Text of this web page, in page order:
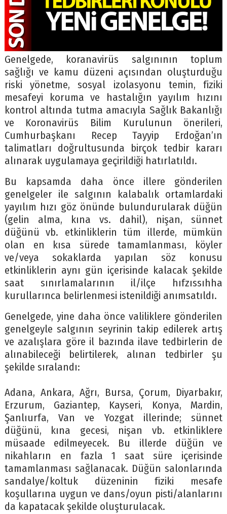
Genelgede, koranavirüs salgınının toplum
sağlığı ve kamu düzeni açısından oluşturduğu
riski yönetme, sosyal izolasyonu temin, fiziki
mesafeyi koruma ve hastalığın yayılım hızını
kontrol altında tutma amacıyla Sağlık Bakanlığı
ve Koronavirüs Bilim Kurulunun önerileri,
Cumhurbaşkanı Recep Tayyip Erdoğan’ın
talimatları doğrultusunda birçok tedbir kararı
alınarak uygulamaya geçirildiği hatırlatıldı.
Bu kapsamda daha önce illere gönderilen
genelgeler ile salgının kalabalık ortamlardaki
yayılım hızı göz önünde bulundurularak düğün
(gelin alma, kına vs. dahil), nişan, sünnet
düğünü vb. etkinliklerin tüm illerde, mümkün
olan en kısa sürede tamamlanması, köyler
ve/veya sokaklarda yapılan söz konusu
etkinliklerin aynı gün içerisinde kalacak şekilde
saat sınırlamalarının il/ilçe hıfzıssıhha
kurullarınca belirlenmesi istenildiği anımsatıldı.
Genelgede, yine daha önce valiliklere gönderilen
genelgeyle salgının seyrinin takip edilerek artış
ve azalışlara göre il bazında ilave tedbirlerin de
alınabileceği belirtilerek, alınan tedbirler şu
şekilde sıralandı:
Adana, Ankara, Ağrı, Bursa, Çorum, Diyarbakır,
Erzurum, Gaziantep, Kayseri, Konya, Mardin,
Şanlıurfa, Van ve Yozgat illerinde; sünnet
düğünü, kına gecesi, nişan vb. etkinliklere
müsaade edilmeyecek. Bu illerde düğün ve
nikahların en fazla 1 saat süre içerisinde
tamamlanması sağlanacak. Düğün salonlarında
sandalye/koltuk düzeninin fiziki mesafe
koşullarına uygun ve dans/oyun pisti/alanlarını
da kapatacak şekilde oluşturulacak.